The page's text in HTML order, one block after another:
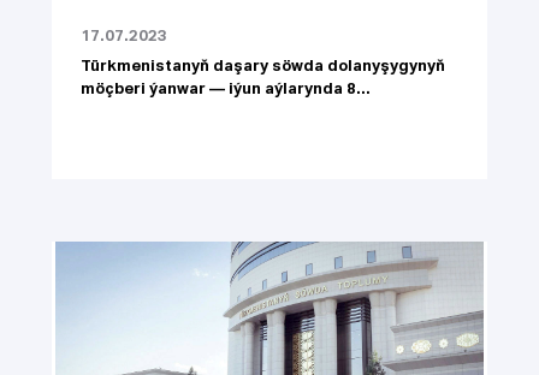
17.07.2023
Türkmenistanyň daşary söwda dolanyşygynyň
möçberi ýanwar — iýun aýlarynda 8...